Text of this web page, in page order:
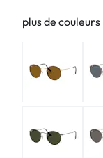
plus de couleurs